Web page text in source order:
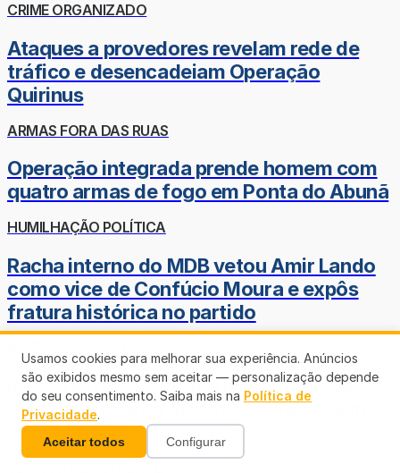
CRIME ORGANIZADO
Ataques a provedores revelam rede de
tráfico e desencadeiam Operação
Quirinus
ARMAS FORA DAS RUAS
Operação integrada prende homem com
quatro armas de fogo em Ponta do Abunã
HUMILHAÇÃO POLÍTICA
Racha interno do MDB vetou Amir Lando
como vice de Confúcio Moura e expôs
fratura histórica no partido
Rastro luminoso intriga moradores de
Vilhena e levanta dúvidas sobre origem
do fenômeno
Usamos cookies para melhorar sua experiência. Anúncios
são exibidos mesmo sem aceitar — personalização depende
do seu consentimento. Saiba mais na Política de
Privacidade.
Aceitar todos Configurar